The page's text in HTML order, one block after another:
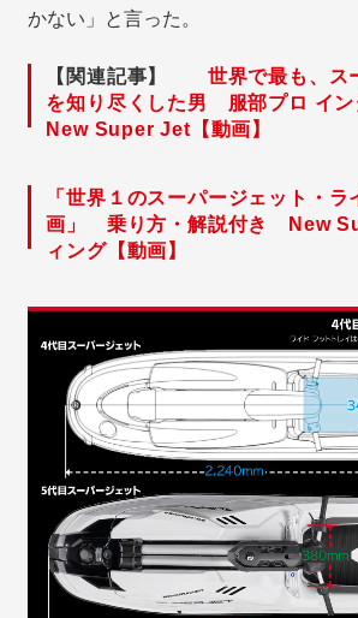
かない」と言った。
【関連記事】
世界で最も、ス
を知り尽くした男 服部プロ イ
New Super Jet【動画】
「世界１のスーパージェット・ラ
画」 乗り方・解説付き New
ィング【動画】